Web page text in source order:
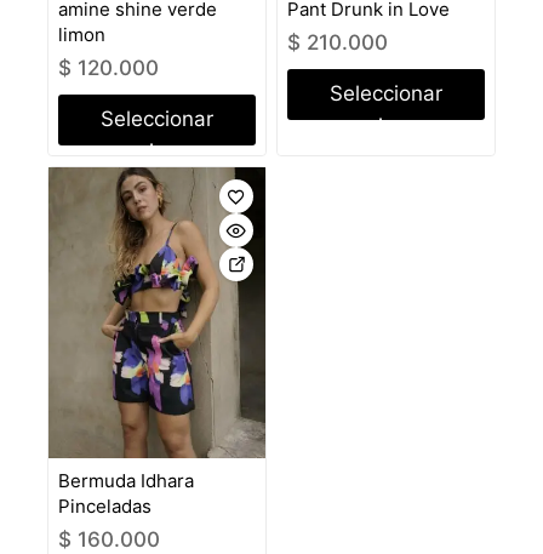
amine shine verde
limon
$ 120.000
Seleccionar
opciones
Pant Drunk in Love
$ 210.000
Seleccionar
opciones
Bermuda Idhara
Pinceladas
$ 160.000